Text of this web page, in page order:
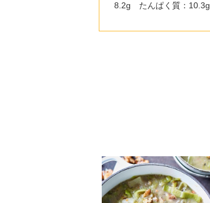
8.2g たんぱく質：10.3g